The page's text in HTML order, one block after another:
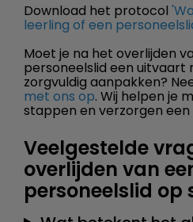
Download het protocol
leerling of een
Moet je na het overlijden
personeelslid een uitvaart
zorgvuldig aanpakken?
met ons op. Wij helpen je
stappen en verzorgen een
Veelgestelde
overlijden van
personeelslid op